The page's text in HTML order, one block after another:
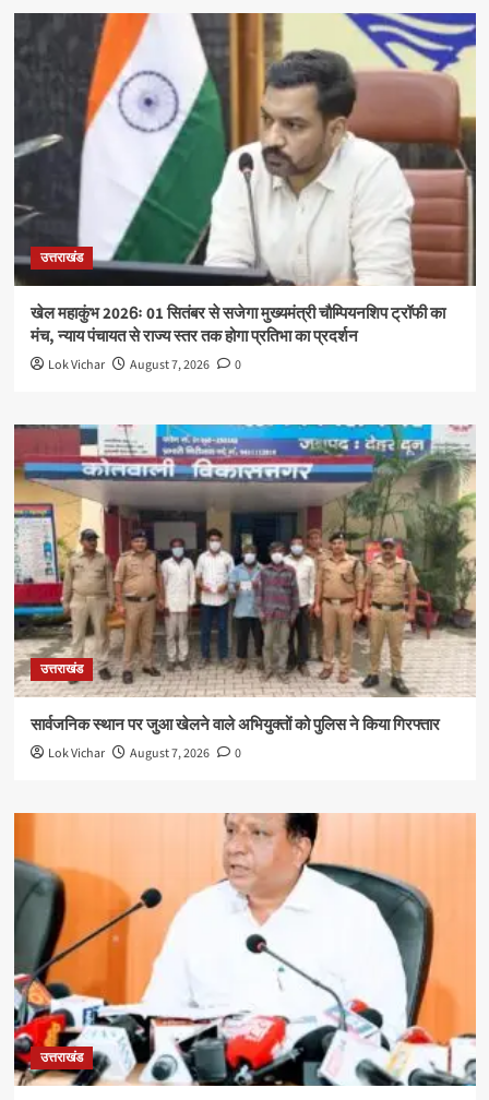
उत्तराखंड
खेल महाकुंभ 2026ः 01 सितंबर से सजेगा मुख्यमंत्री चौम्पियनशिप ट्रॉफी का
मंच, न्याय पंचायत से राज्य स्तर तक होगा प्रतिभा का प्रदर्शन
Lok Vichar August 7, 2026 0
उत्तराखंड
सार्वजनिक स्थान पर जुआ खेलने वाले अभियुक्तों को पुलिस ने किया गिरफ्तार
Lok Vichar August 7, 2026 0
उत्तराखंड